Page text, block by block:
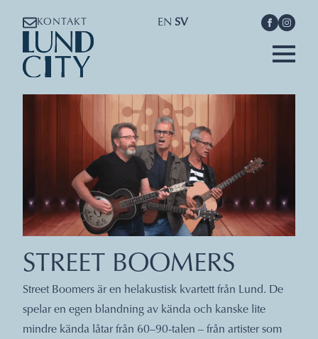
KONTAKT EN SV
STREET BOOMERS
Street Boomers är en helakustisk kvartett från Lund. De
spelar en egen blandning av kända och kanske lite
mindre kända låtar från 60–90-talen – från artister som